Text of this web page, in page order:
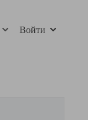
Войти